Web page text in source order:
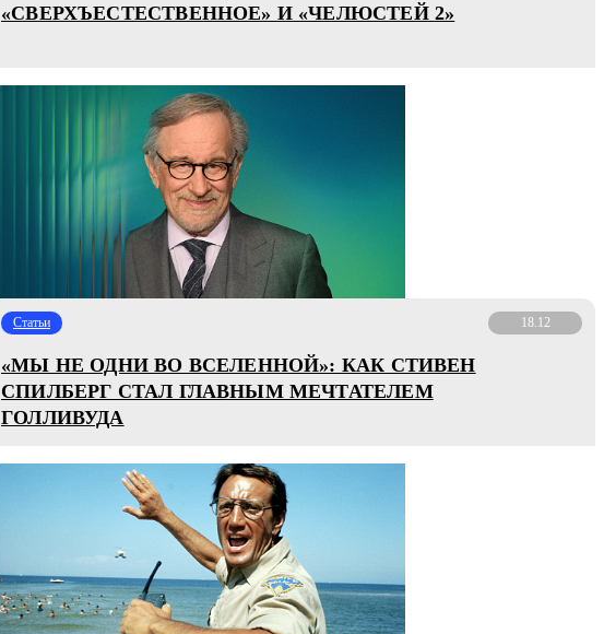
«СВЕРХЪЕСТЕСТВЕННОЕ» И «ЧЕЛЮСТЕЙ 2»
Статьи 18.12
«МЫ НЕ ОДНИ ВО ВСЕЛЕННОЙ»: КАК СТИВЕН
СПИЛБЕРГ СТАЛ ГЛАВНЫМ МЕЧТАТЕЛЕМ
ГОЛЛИВУДА